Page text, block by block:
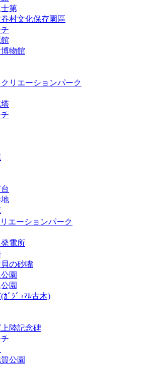
第
村文化保存園區
物館
リエーションパーク
リエーションパーク
電所
の砂嘴
園
園
ｶﾞｼﾞｭﾏﾙ古木)
陸記念碑
公園